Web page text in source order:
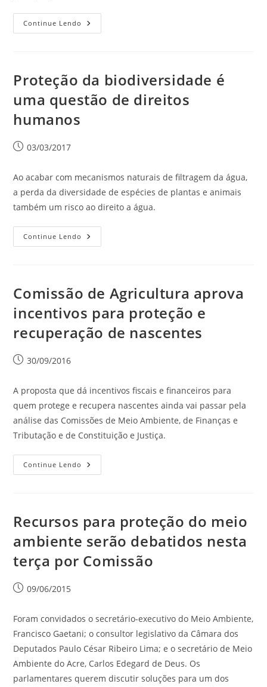
Continue Lendo
Proteção da biodiversidade é
uma questão de direitos
humanos
03/03/2017
Ao acabar com mecanismos naturais de filtragem da água,
a perda da diversidade de espécies de plantas e animais
também um risco ao direito a água.
Continue Lendo
Comissão de Agricultura aprova
incentivos para proteção e
recuperação de nascentes
30/09/2016
A proposta que dá incentivos fiscais e financeiros para
quem protege e recupera nascentes ainda vai passar pela
análise das Comissões de Meio Ambiente, de Finanças e
Tributação e de Constituição e Justiça.
Continue Lendo
Recursos para proteção do meio
ambiente serão debatidos nesta
terça por Comissão
09/06/2015
Foram convidados o secretário-executivo do Meio Ambiente,
Francisco Gaetani; o consultor legislativo da Câmara dos
Deputados Paulo César Ribeiro Lima; e o secretário de Meio
Ambiente do Acre, Carlos Edegard de Deus. Os
parlamentares querem discutir soluções para um dos